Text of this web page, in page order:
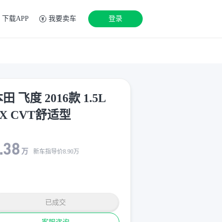
下载APP 我要卖车 登录
田 飞度 2016款 1.5L
CVT舒适型
万 新车指导价8.90万
已成交